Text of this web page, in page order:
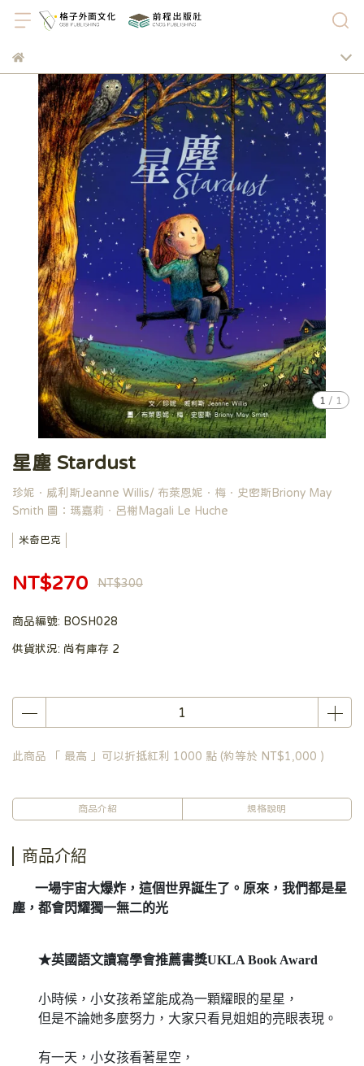
1 / 1
星塵 Stardust
珍妮．威利斯Jeanne Willis/ 布萊恩妮．梅．史密斯Briony May
Smith 圖：瑪嘉莉‧呂榭Magali Le Huche
米奇巴克
NT$270 NT$300
商品編號: BOSH028
供貨狀況: 尚有庫存 2
此商品 「 最高 」可以折抵紅利 1000 點 (約等於 NT$1,000 )
商品介紹 規格說明
商品介紹
一場宇宙大爆炸，這個世界誕生了。原來，我們都是星
塵，都會閃耀獨一無二的光
★英國語文讀寫學會推薦書獎UKLA Book Award
小時候，小女孩希望能成為一顆耀眼的星星，
但是不論她多麼努力，大家只看見姐姐的亮眼表現。
有一天，小女孩看著星空，